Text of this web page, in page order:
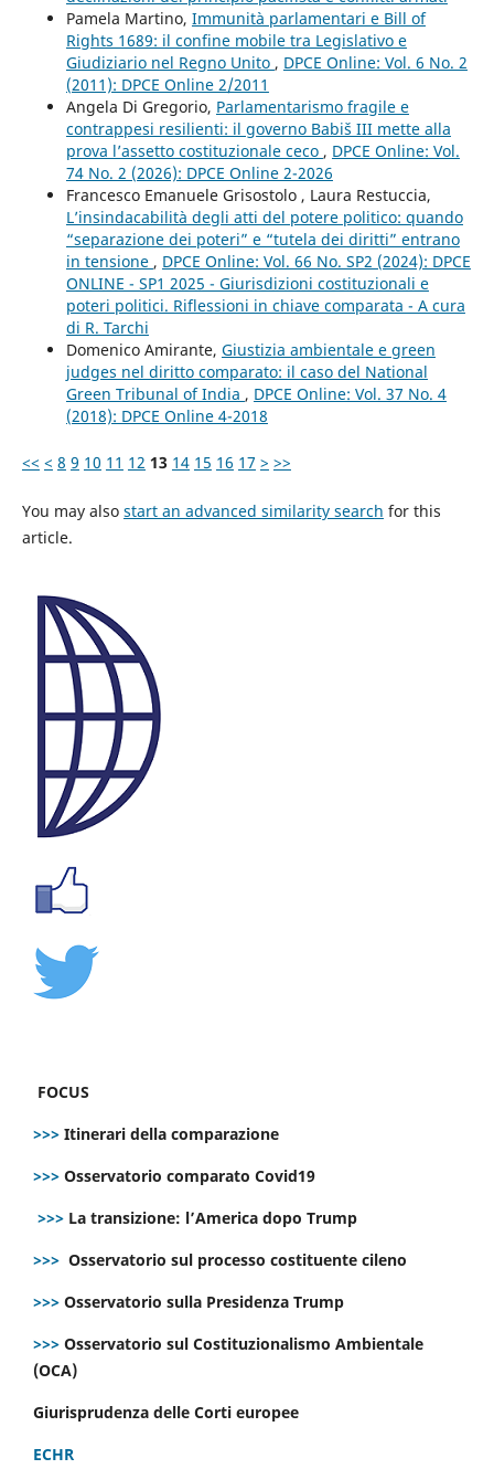
Pamela Martino, Immunità parlamentari e Bill of
Rights 1689: il confine mobile tra Legislativo e
Giudiziario nel Regno Unito , DPCE Online: Vol. 6 No. 2
(2011): DPCE Online 2/2011
Angela Di Gregorio, Parlamentarismo fragile e
contrappesi resilienti: il governo Babiš III mette alla
prova l’assetto costituzionale ceco , DPCE Online: Vol.
74 No. 2 (2026): DPCE Online 2-2026
Francesco Emanuele Grisostolo , Laura Restuccia,
L’insindacabilità degli atti del potere politico: quando
“separazione dei poteri” e “tutela dei diritti” entrano
in tensione , DPCE Online: Vol. 66 No. SP2 (2024): DPCE
ONLINE - SP1 2025 - Giurisdizioni costituzionali e
poteri politici. Riflessioni in chiave comparata - A cura
di R. Tarchi
Domenico Amirante, Giustizia ambientale e green
judges nel diritto comparato: il caso del National
Green Tribunal of India , DPCE Online: Vol. 37 No. 4
(2018): DPCE Online 4-2018
<< < 8 9 10 11 12 13 14 15 16 17 > >>
You may also start an advanced similarity search for this
article.
FOCUS
>>> Itinerari della comparazione
>>> Osservatorio comparato Covid19
>>> La transizione: l’America dopo Trump
>>> Osservatorio sul processo costituente cileno
>>> Osservatorio sulla Presidenza Trump
>>> Osservatorio sul Costituzionalismo Ambientale
(OCA)
Giurisprudenza delle Corti europee
ECHR